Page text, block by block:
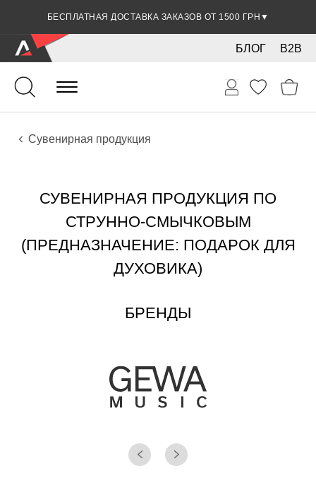
БЕСПЛАТНАЯ ДОСТАВКА ЗАКАЗОВ ОТ 1500 ГРН ▼
СКИДКА 5% ПРИ ОПЛАТЕ БАНКОВСКОЙ КАРТОЧКОЙ
B2B
БЛОГ
Струно-смычковые
Аксессуары
Сувенирная продукция
СУВЕНИРНАЯ ПРОДУКЦИЯ ПО
СТРУННО-СМЫЧКОВЫМ
(ПРЕДНАЗНАЧЕНИЕ: ПОДАРОК ДЛЯ
ДУХОВИКА)
БРЕНДЫ